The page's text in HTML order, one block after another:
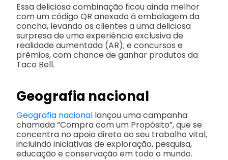
Essa deliciosa combinação ficou ainda melhor
com um código QR anexado à embalagem da
concha, levando os clientes a uma deliciosa
surpresa de uma experiência exclusiva de
realidade aumentada (AR); e concursos e
prêmios, com chance de ganhar produtos da
Taco Bell.
Geografia nacional
Geografia nacional lançou uma campanha
chamada “Compra com um Propósito”, que se
concentra no apoio direto ao seu trabalho vital,
incluindo iniciativas de exploração, pesquisa,
educação e conservação em todo o mundo.